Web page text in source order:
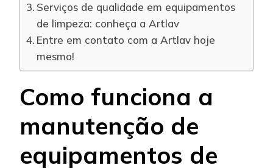
Serviços de qualidade em equipamentos
de limpeza: conheça a Artlav
Entre em contato com a Artlav hoje
mesmo!
Como funciona a
manutenção de
equipamentos de